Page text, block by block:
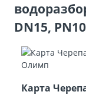
DN15,
Карта